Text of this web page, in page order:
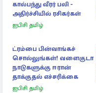
கால்பந்து வீரர் பலி -
அதிர்ச்சியில் ரசிகர்கள்
ஐபிசி தமிழ்
ட்ரம்பை பின்வாங்கச்
சொல்லுங்கள்! வளைகுடா
நாடுகளுக்கு ஈரான்
தாக்குதல் எச்சரிக்கை
ஐபிசி தமிழ்